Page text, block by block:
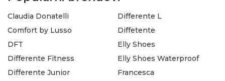
Claudia Donatelli
Comfort by Lusso
DFT
Differente Fitness
Differente Junior
Differente L
Diffetente
Elly Shoes
Elly Shoes Waterproof
Francesca